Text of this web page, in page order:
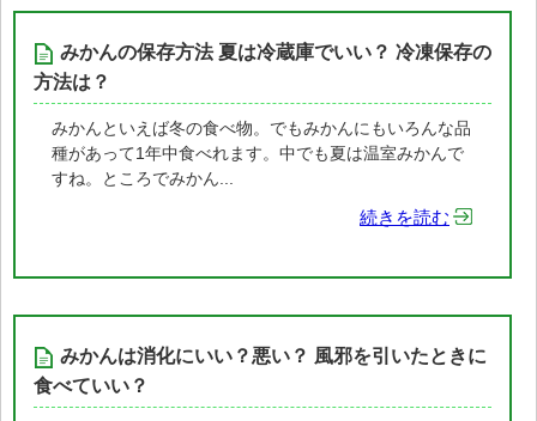
みかんの保存方法 夏は冷蔵庫でいい？ 冷凍保存の
方法は？
みかんといえば冬の食べ物。でもみかんにもいろんな品
種があって1年中食べれます。中でも夏は温室みかんで
すね。ところでみかん...
続きを読む
みかんは消化にいい？悪い？ 風邪を引いたときに
食べていい？